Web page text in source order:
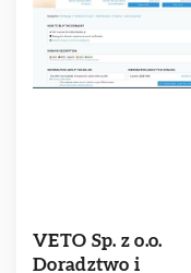
VETO Sp. z o.o.
Doradztwo i